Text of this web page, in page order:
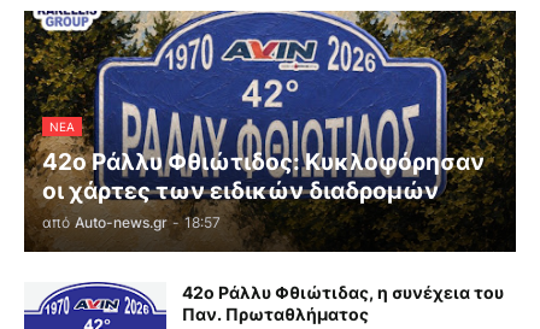
ΝΕΑ
42ο Ράλλυ Φθιώτιδος: Κυκλοφόρησαν
οι χάρτες των ειδικών διαδρομών
από Auto-news.gr - 18:57
42ο Ράλλυ Φθιώτιδας, η συνέχεια του
Παν. Πρωταθλήματος